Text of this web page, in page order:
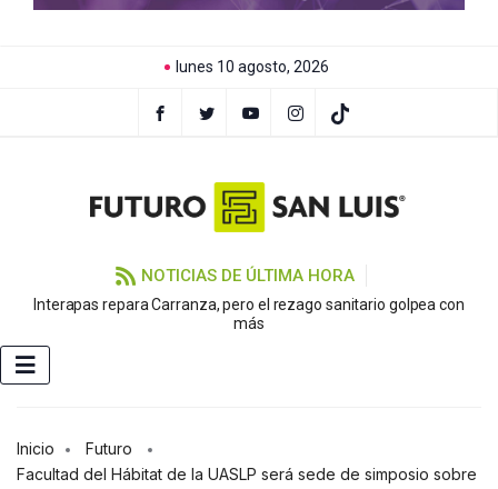
lunes 10 agosto, 2026
NOTICIAS DE ÚLTIMA HORA
Interapas repara Carranza, pero el rezago sanitario golpea con
más
Inicio
Futuro
Facultad del Hábitat de la UASLP será sede de simposio sobre